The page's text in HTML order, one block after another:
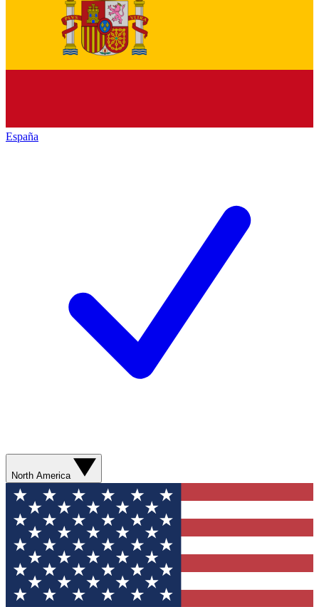
España
North America